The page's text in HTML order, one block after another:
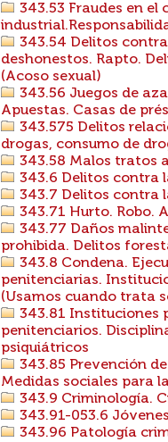
343.53 Fraudes en
343.54 Delitos
deshonestos. Rapto.
(Acoso sexual)
343.56 Juegos de
Apuestas. Casas de
343.575 Delitos
drogas, consumo de
343.58 Malos tratos
343.6 Delitos contra
343.7 Delitos contra
343.71 Hurto. Robo.
343.77 Daños
prohibida. Delitos
343.8 Condena.
penitenciarias.
(Usamos cuando trata
343.81 Instituciones
penitenciarios.
psiquiátricos
343.85 Prevención
Medidas sociales para
343.9 Criminología.
343.91-053.6
343.96 Patología